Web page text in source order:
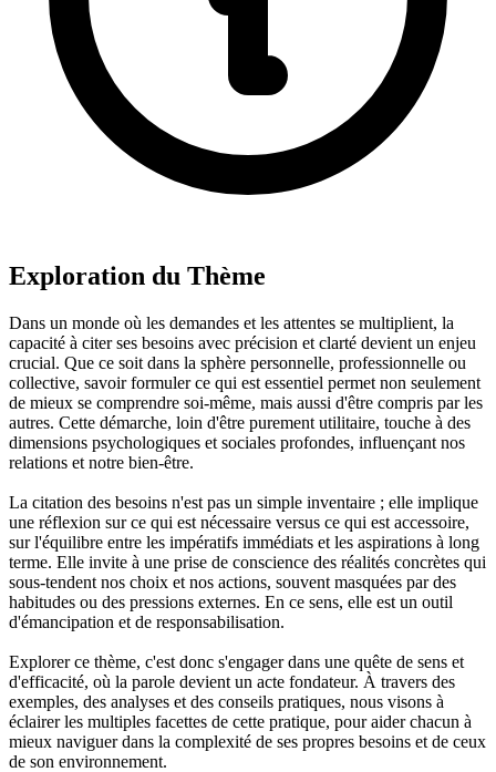
Exploration du Thème
Dans un monde où les demandes et les attentes se multiplient, la
capacité à citer ses besoins avec précision et clarté devient un enjeu
crucial. Que ce soit dans la sphère personnelle, professionnelle ou
collective, savoir formuler ce qui est essentiel permet non seulement
de mieux se comprendre soi-même, mais aussi d'être compris par les
autres. Cette démarche, loin d'être purement utilitaire, touche à des
dimensions psychologiques et sociales profondes, influençant nos
relations et notre bien-être.
La citation des besoins n'est pas un simple inventaire ; elle implique
une réflexion sur ce qui est nécessaire versus ce qui est accessoire,
sur l'équilibre entre les impératifs immédiats et les aspirations à long
terme. Elle invite à une prise de conscience des réalités concrètes qui
sous-tendent nos choix et nos actions, souvent masquées par des
habitudes ou des pressions externes. En ce sens, elle est un outil
d'émancipation et de responsabilisation.
Explorer ce thème, c'est donc s'engager dans une quête de sens et
d'efficacité, où la parole devient un acte fondateur. À travers des
exemples, des analyses et des conseils pratiques, nous visons à
éclairer les multiples facettes de cette pratique, pour aider chacun à
mieux naviguer dans la complexité de ses propres besoins et de ceux
de son environnement.